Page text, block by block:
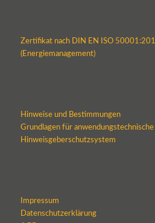
Zertifikat nach DIN EN ISO
(Energiemanagement)
Hinweise und Bestimmungen
Grundlagen für
Hinweisgeberschutzsystem
Impressum
Datenschutzerklärung